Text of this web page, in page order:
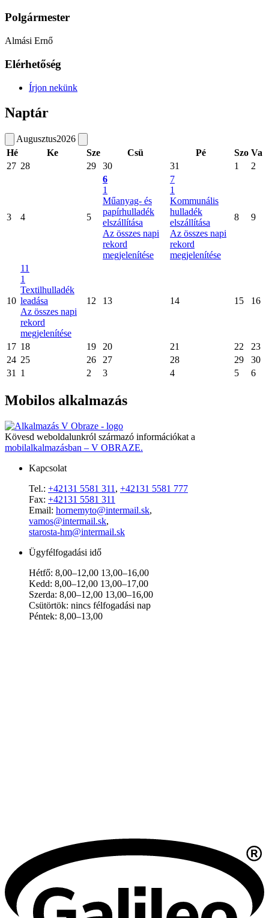
Polgármester
Almási Ernő
Elérhetőség
Írjon nekünk
Naptár
Augusztus2026
Hé
Ke Sze Csü Pé Szo Va
27 28 29 30 31 1 2
3 4 5
6
1
Műanyag- és
papírhulladék
elszállítása
Az összes napi
rekord
megjelenítése
7
1
Kommunális
hulladék
elszállítása
Az összes napi
rekord
megjelenítése
8 9
10
11
1
Textilhulladék
leadása
Az összes napi
rekord
megjelenítése
12 13 14 15 16
17 18 19 20 21 22
23
24 25 26 27 28 29
30
31
1 2 3 4 5 6
Mobilos alkalmazás
Kövesd weboldalunkról származó információkat a
mobilalkalmazásban – V OBRAZE.
Kapcsolat
Tel.: +42131 5581 311 , +42131 5581 777
Fax: +42131 5581 311
Email: hornemyto@intermail.sk,
vamos@intermail.sk,
starosta-hm@intermail.sk
Ügyfélfogadási idő
Hétfő: 8,00–12,00 13,00–16,00
Kedd: 8,00–12,00 13,00–17,00
Szerda: 8,00–12,00 13,00–16,00
Csütörtök: nincs félfogadási nap
Péntek: 8,00–13,00